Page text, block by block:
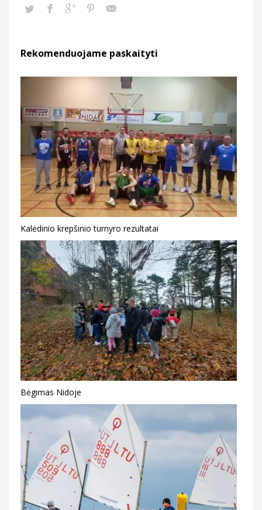
Rekomenduojame paskaityti
Kalėdinio krepšinio turnyro rezultatai
Bėgimas Nidoje